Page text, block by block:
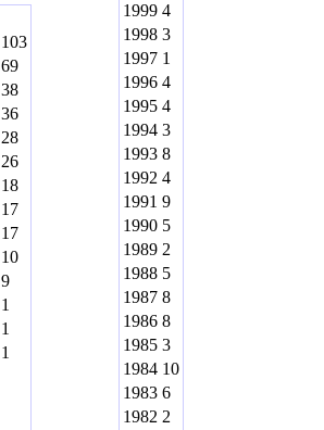
103
69
38
36
28
26
18
17
17
10
9
1
1
1
1999 4
1998 3
1997 1
1996 4
1995 4
1994 3
1993 8
1992 4
1991 9
1990 5
1989 2
1988 5
1987 8
1986 8
1985 3
1984 10
1983 6
1982 2